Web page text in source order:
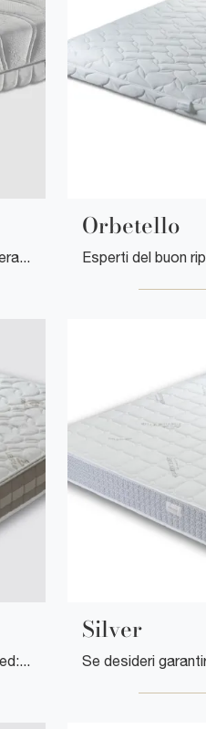
Orbetello
Materasso Ergo Plus di Florentiabed: siamo specialisti del buon sonno! Ottieni informazioni sui Materassi in memory foam matrimoniali.
Silver